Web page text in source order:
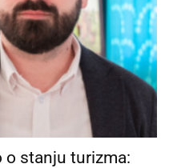
o stanju turizma: